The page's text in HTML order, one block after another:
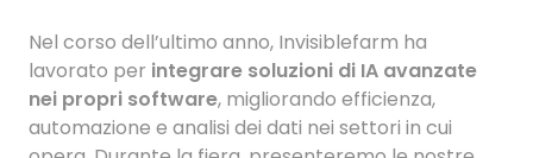
Nel corso dell’ultimo anno, Invisiblefarm ha
lavorato per integrare soluzioni di IA avanzate
nei propri software, migliorando efficienza,
automazione e analisi dei dati nei settori in cui